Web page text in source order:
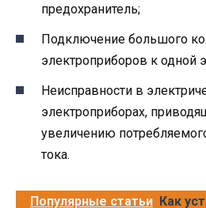
предохранитель;
Подключение большого
электроприборов к одной
Неисправности в
электроприборах,
увеличению
тока.
Популярные статьи Как